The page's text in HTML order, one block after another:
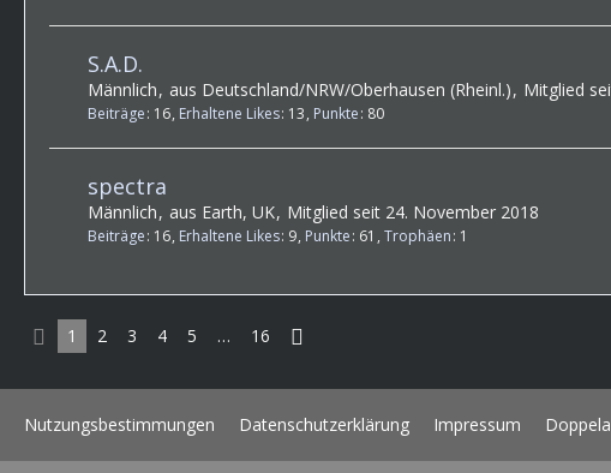
S.A.D.
Männlich aus Deutschland/NRW/Oberhausen (Rheinl.) Mitglied
Beiträge 16 Erhaltene Likes 13 Punkte 80
spectra
Männlich aus Earth, UK Mitglied seit 24. November 2018
Beiträge 16 Erhaltene Likes 9 Punkte 61 Trophäen 1
1 2 3 4 5 … 16
Nutzungsbestimmungen Datenschutzerklärung Impressum